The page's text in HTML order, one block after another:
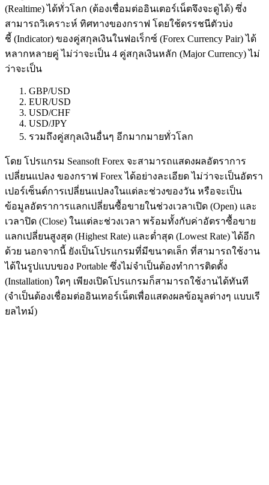
(Realtime) ได้ทั่วโลก (ต้องเชื่อมต่ออินเตอร์เน็ตจึงจะดูได้) ซึ่ง
สามารถวิเคราะห์ ทิศทางของกราฟ โดยใช้ดรรชนีตัวบ่ง
ชี้ (Indicator) ของคู่สกุลเงินในฟอเร็กซ์ (Forex Currency Pair) ได้
หลากหลายคู่ ไม่ว่าจะเป็น 4 คู่สกุลเงินหลัก (Major Currency) ไม่
ว่าจะเป็น
GBP/USD
EUR/USD
USD/CHF
USD/JPY
รวมถึงคู่สกุลเงินอื่นๆ อีกมากมายทั่วโลก
โดย โปรแกรม Seansoft Forex จะสามารถแสดงผลอัตราการ
เปลี่ยนแปลง ของกราฟ Forex ได้อย่างละเอียด ไม่ว่าจะเป็นอัตรา
เปอร์เซ็นต์การเปลี่ยนแปลงในแต่ละช่วงของวัน หรือจะเป็น
ข้อมูลอัตราการแลกเปลี่ยนซื้อขายในช่วงเวลาเปิด (Open) และ
เวลาปิด (Close) ในแต่ละช่วงเวลา พร้อมทั้งกับค่าอัตราซื้อขาย
แลกเปลี่ยนสูงสุด (Highest Rate) และต่ำสุด (Lowest Rate) ได้อีก
ด้วย นอกจากนี้ ยังเป็นโปรแกรมที่มีขนาดเล็ก ที่สามารถใช้งาน
ได้ในรูปแบบของ Portable ซึ่งไม่จำเป็นต้องทำการติดตั้ง
(Installation) ใดๆ เพียงเปิดโปรแกรมก็สามารถใช้งานได้ทันที
(จำเป็นต้องเชื่อมต่ออินเทอร์เน็ตเพื่อแสดงผลข้อมูลต่างๆ แบบเรี
ยลไทม์)